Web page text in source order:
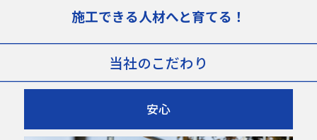
施工できる人材へと育てる！
当社のこだわり
安心